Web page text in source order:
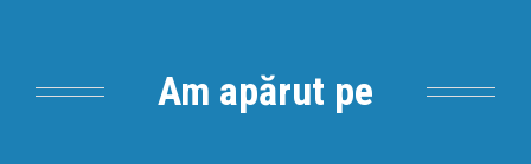
Am apărut pe